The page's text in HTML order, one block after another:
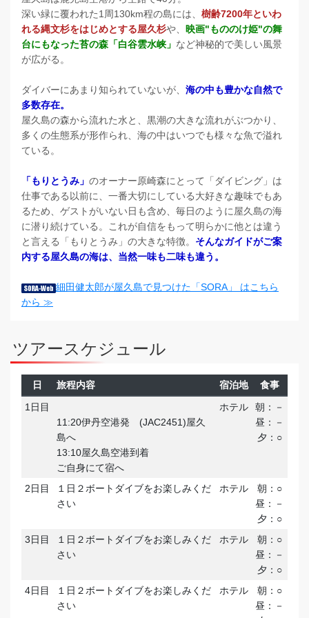
深い緑に覆われた1周130km程の島には、 樹齢7200年といわ
れる縄文杉をはじめとする屋久杉や、 映画"もののけ姫"の舞
台にもなった苔の森「白谷雲水峡」 など神秘的で美しい風景
が広がる。
ダイバーにあまり知られていないが、 海の中も豊かな自然で
多数存在。
屋久島の森から流れた水と、黒潮の大きな流れがぶつかり、
多くの生態系が形作られ、海の中はいつでも様々な魚で溢れ
ている。
「もりとうみ」 のオーナー原崎森にとって「ダイビング」は
仕事である以前に、一番大切にしている大好きな趣味でもあ
るため、ゲストがいない日も含め、毎日のように屋久島の海
に潜り続けている。これが自信をもって明らかに他とは違う
と言える「もりとうみ」の大きな特徴。 そんなガイドがご案
内する屋久島の海は、当然一味も二味も違う。
細田健太郎が屋久島で見つけた「SORA」 はこちら
から ≫
ツアースケジュール
日 旅程内容 宿泊地
食事
1日目
11:20伊丹空港発 (JAC2451)屋久
島へ
13:10屋久島空港到着
ご自身にて宿へ
ホテル
朝：－
昼：－
夕：○
2日目
１日２ボートダイブをお楽しみくだ
さい
ホテル
朝：○
昼：－
夕：○
3日目
１日２ボートダイブをお楽しみくだ
さい
ホテル
朝：○
昼：－
夕：○
4日目
１日２ボートダイブをお楽しみくだ
さい
ホテル
朝：○
昼：－